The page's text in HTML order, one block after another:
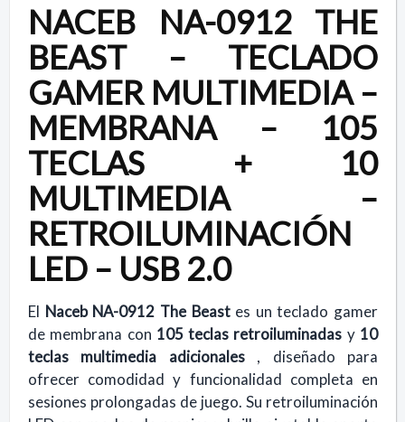
NACEB NA-0912 THE
BEAST – TECLADO
GAMER MULTIMEDIA –
MEMBRANA – 105
TECLAS + 10
MULTIMEDIA –
RETROILUMINACIÓN
LED – USB 2.0
El Naceb NA-0912 The Beast es un teclado gamer
de membrana con 105 teclas retroiluminadas y 10
teclas multimedia adicionales , diseñado para
ofrecer comodidad y funcionalidad completa en
sesiones prolongadas de juego. Su retroiluminación